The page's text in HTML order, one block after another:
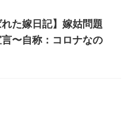
れた嫁日記】嫁姑問題
言〜自称：コロナなの